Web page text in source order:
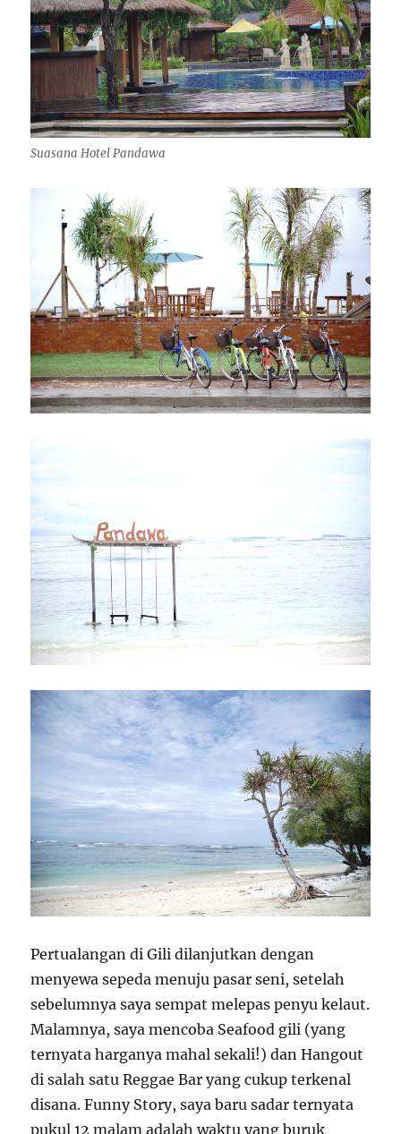
Suasana Hotel Pandawa
Pertualangan di Gili dilanjutkan dengan
menyewa sepeda menuju pasar seni, setelah
sebelumnya saya sempat melepas penyu kelaut.
Malamnya, saya mencoba Seafood gili (yang
ternyata harganya mahal sekali!) dan Hangout
di salah satu Reggae Bar yang cukup terkenal
disana. Funny Story, saya baru sadar ternyata
pukul 12 malam adalah waktu yang buruk